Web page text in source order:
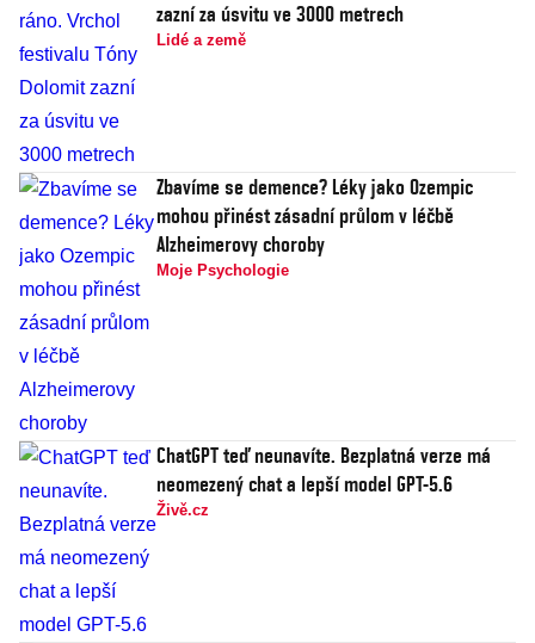
zazní za úsvitu ve 3000 metrech
Lidé a země
Zbavíme se demence? Léky jako Ozempic
mohou přinést zásadní průlom v léčbě
Alzheimerovy choroby
Moje Psychologie
ChatGPT teď neunavíte. Bezplatná verze má
neomezený chat a lepší model GPT-5.6
Živě.cz